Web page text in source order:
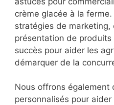
crème glacée à la
stratégies de
présentation de
succès pour aider les
démarquer de la
Nous offrons également
personnalisés pour